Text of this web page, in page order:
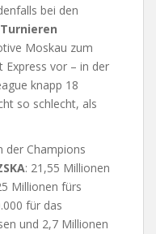
bei den
Moskau zum
Express vor – in der
knapp 18
so schlecht, als
der Champions
: 21,55 Millionen
Millionen fürs
für das
und 2,7 Millionen